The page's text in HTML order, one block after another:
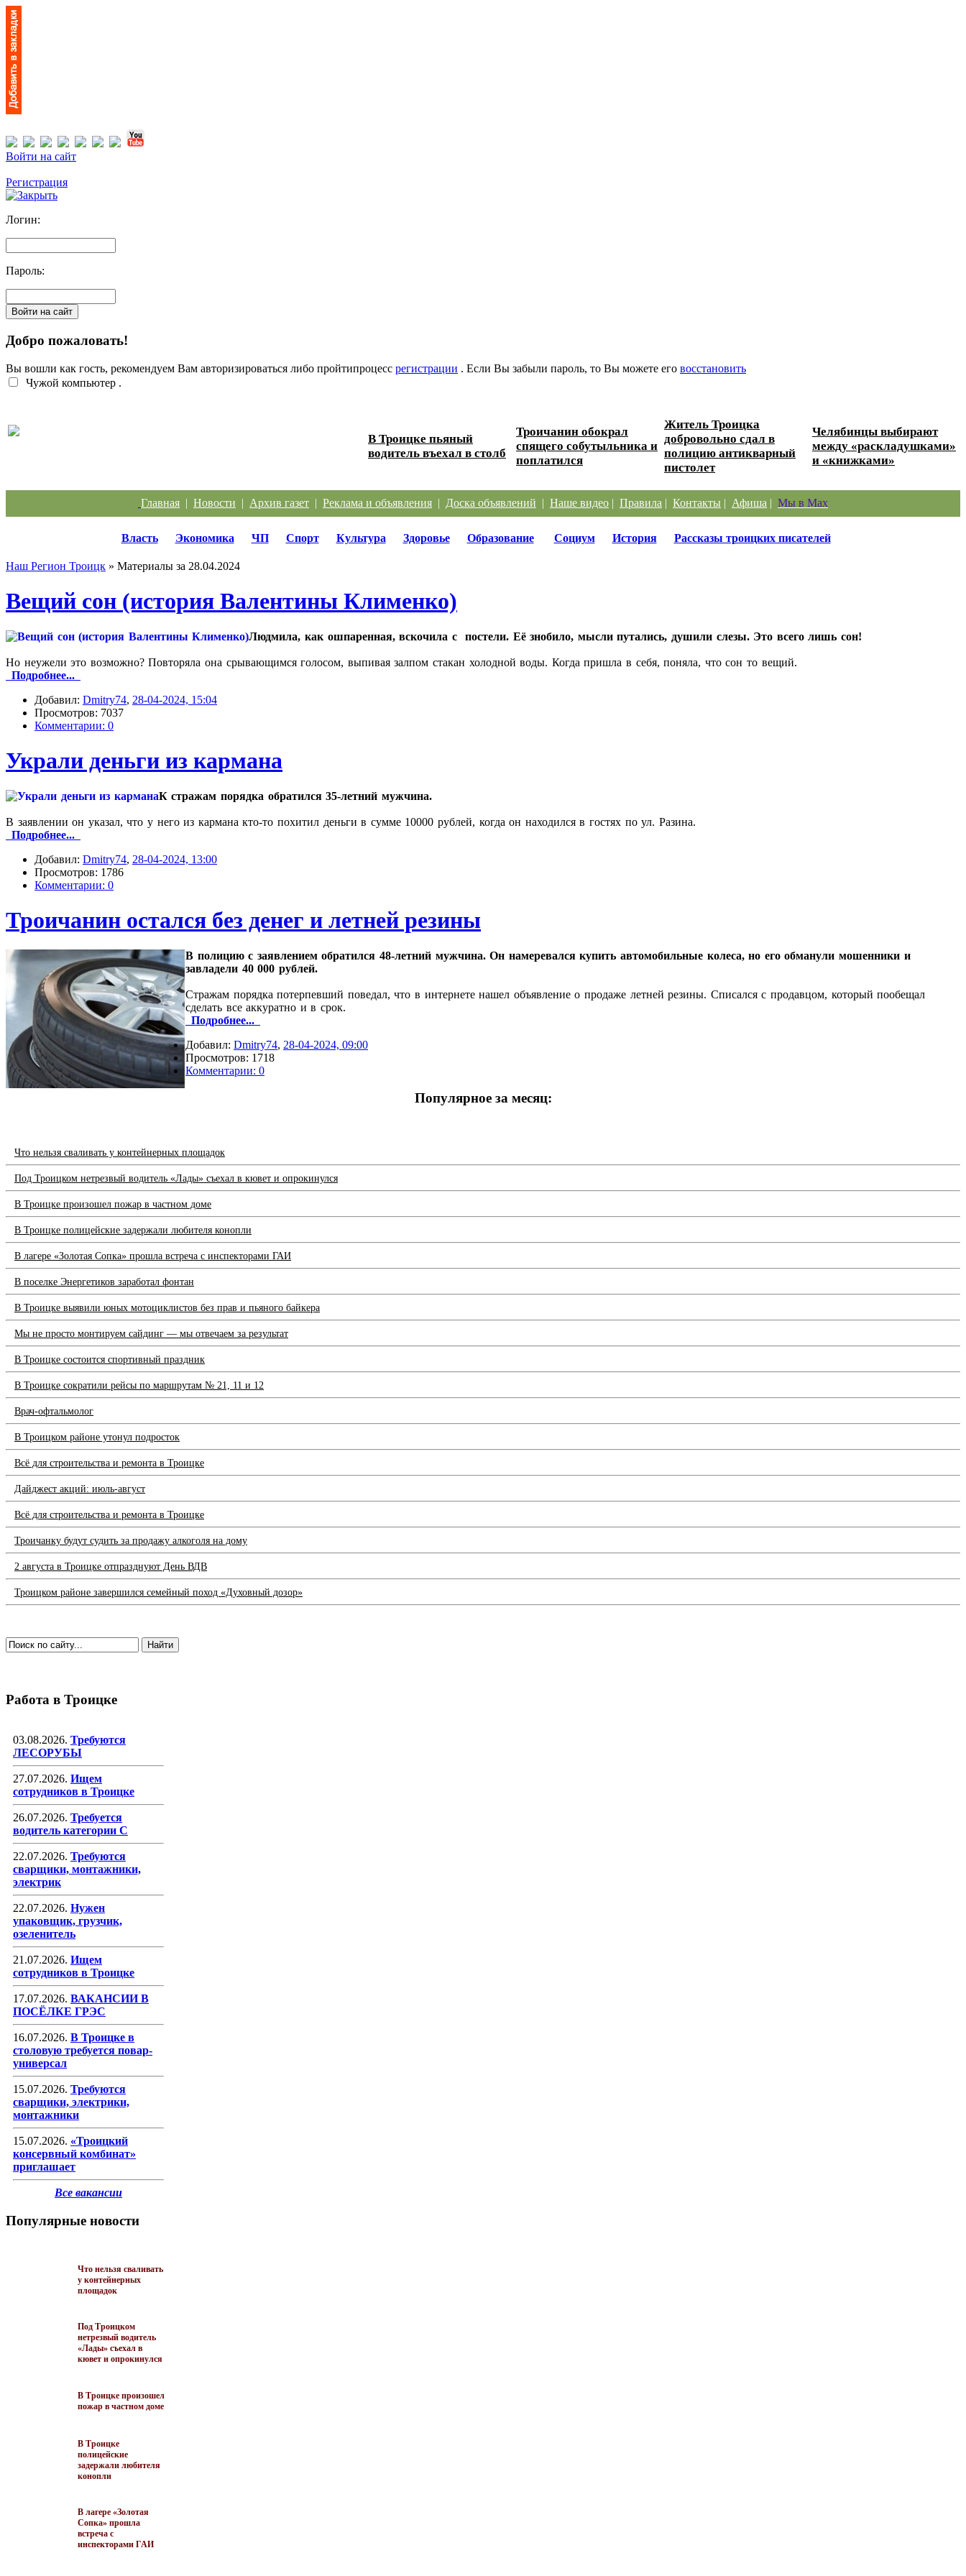
Войти на сайт
Регистрация
Логин:
Пароль:
Добро пожаловать!
Вы вошли как гость, рекомендуем Вам авторизироваться либо пройтипроцесс регистрации . Если Вы забыли пароль, то Вы можете его восстановить
Чужой компьютер .
В Троицке пьяный
водитель въехал в столб
Троичанин обокрал
спящего собутыльника и
поплатился
Житель Троицка
добровольно сдал в
полицию антикварный
пистолет
Челябинцы выбирают
между «раскладушками»
и «книжками»
Главная | Новости | Архив газет | Реклама и объявления | Доска объявлений | Наше видео | Правила | Контакты | Афиша | Мы в Max
Власть Экономика ЧП Спорт Культура Здоровье Образование Социум История Рассказы троицких писателей
Наш Регион Троицк » Материалы за 28.04.2024
Вещий сон (история Валентины Клименко)
Людмила, как ошпаренная, вскочила с постели. Её знобило, мысли путались, душили слезы. Это всего лишь сон!
Но неужели это возможно? Повторяла она срывающимся голосом, выпивая залпом стакан холодной воды. Когда пришла в себя, поняла, что сон то вещий.
Подробнее...
Добавил: Dmitry74, 28-04-2024, 15:04
Просмотров: 7037
Комментарии: 0
Украли деньги из кармана
К стражам порядка обратился 35-летний мужчина.
В заявлении он указал, что у него из кармана кто-то похитил деньги в сумме 10000 рублей, когда он находился в гостях по ул. Разина.
Подробнее...
Добавил: Dmitry74, 28-04-2024, 13:00
Просмотров: 1786
Комментарии: 0
Троичанин остался без денег и летней резины
В полицию с заявлением обратился 48-летний мужчина. Он намеревался купить автомобильные колеса, но его обманули мошенники и
завладели 40 000 рублей.
Стражам порядка потерпевший поведал, что в интернете нашел объявление о продаже летней резины. Списался с продавцом, который пообещал
сделать все аккуратно и в срок.
Подробнее...
Добавил: Dmitry74, 28-04-2024, 09:00
Просмотров: 1718
Комментарии: 0
Популярное за месяц:
Что нельзя сваливать у контейнерных площадок
Под Троицком нетрезвый водитель «Лады» съехал в кювет и опрокинулся
В Троицке произошел пожар в частном доме
В Троицке полицейские задержали любителя конопли
В лагере «Золотая Сопка» прошла встреча с инспекторами ГАИ
В поселке Энергетиков заработал фонтан
В Троицке выявили юных мотоциклистов без прав и пьяного байкера
Мы не просто монтируем сайдинг — мы отвечаем за результат
В Троицке состоится спортивный праздник
В Троицке сократили рейсы по маршрутам № 21, 11 и 12
Врач-офтальмолог
В Троицком районе утонул подросток
Всё для строительства и ремонта в Троицке
Дайджест акций: июль-август
Всё для строительства и ремонта в Троицке
Троичанку будут судить за продажу алкоголя на дому
2 августа в Троицке отпразднуют День ВДВ
Троицком районе завершился семейный поход «Духовный дозор»
Работа в Троицке
03.08.2026. Требуются
ЛЕСОРУБЫ
27.07.2026. Ищем
сотрудников в Троицке
26.07.2026. Требуется
водитель категории С
22.07.2026. Требуются
сварщики, монтажники,
электрик
22.07.2026. Нужен
упаковщик, грузчик,
озеленитель
21.07.2026. Ищем
сотрудников в Троицке
17.07.2026. ВАКАНСИИ В
ПОСЁЛКЕ ГРЭС
16.07.2026. В Троицке в
столовую требуется повар-
универсал
15.07.2026. Требуются
сварщики, электрики,
монтажники
15.07.2026. «Троицкий
консервный комбинат»
приглашает
Все вакансии
Популярные новости
Что нельзя сваливать
у контейнерных
площадок
Под Троицком
нетрезвый водитель
«Лады» съехал в
кювет и опрокинулся
В Троицке произошел
пожар в частном доме
В Троицке
полицейские
задержали любителя
конопли
В лагере «Золотая
Сопка» прошла
встреча с
инспекторами ГАИ